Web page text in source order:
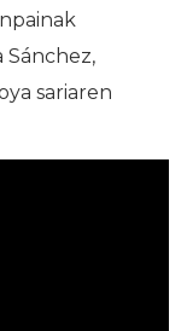
sariaren